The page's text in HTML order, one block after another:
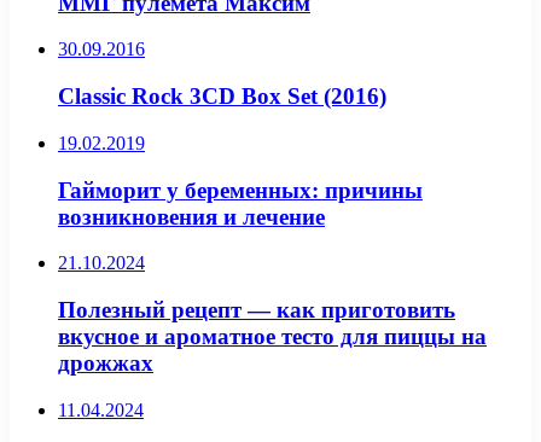
30.09.2016
Classic Rock 3CD Box Set (2016)
19.02.2019
Гайморит у беременных: причины
возникновения и лечение
21.10.2024
Полезный рецепт — как приготовить
вкусное и ароматное тесто для пиццы на
дрожжах
11.04.2024